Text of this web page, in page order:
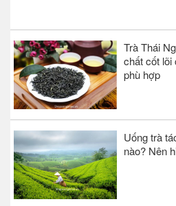
Trà Thái
chất cốt lõi
phù hợp
Uống trà
nào? Nên